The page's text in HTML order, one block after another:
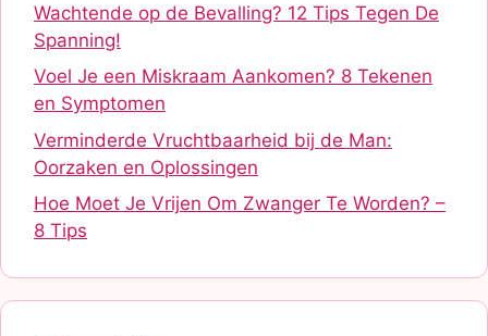
Wachtende op de Bevalling? 12 Tips Tegen De
Spanning!
Voel Je een Miskraam Aankomen? 8 Tekenen
en Symptomen
Verminderde Vruchtbaarheid bij de Man:
Oorzaken en Oplossingen
Hoe Moet Je Vrijen Om Zwanger Te Worden? –
8 Tips